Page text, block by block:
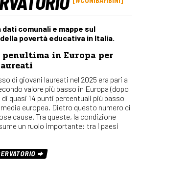
comunali e mappe sul
povertà educativa in Italia.
penultima in Europa per
di giovani laureati nel 2025 era pari a
valore più basso in Europa (dopo
di quasi 14 punti percentuali più basso
europea. Dietro questo numero ci
cause. Tra queste, la condizione
un ruolo importante: tra i paesi